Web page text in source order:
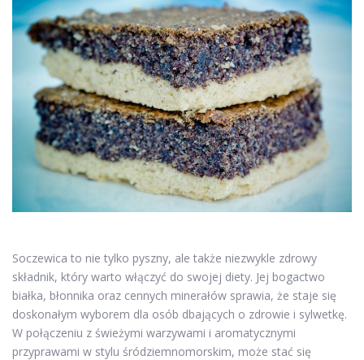
Soczewica to nie tylko pyszny, ale także niezwykle zdrowy
składnik, który warto włączyć do swojej diety. Jej bogactwo
białka, błonnika oraz cennych minerałów sprawia, że staje się
doskonałym wyborem dla osób dbających o zdrowie i sylwetkę.
W połączeniu z świeżymi warzywami i aromatycznymi
przyprawami w stylu śródziemnomorskim, może stać się